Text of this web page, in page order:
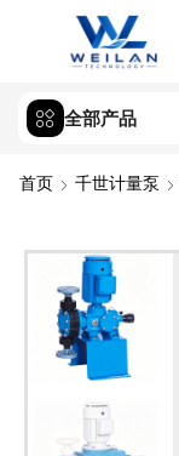
全部产品
首页 千世计量泵